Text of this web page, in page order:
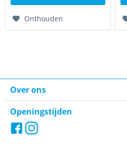
Onthouden
Over ons
Openingstijden